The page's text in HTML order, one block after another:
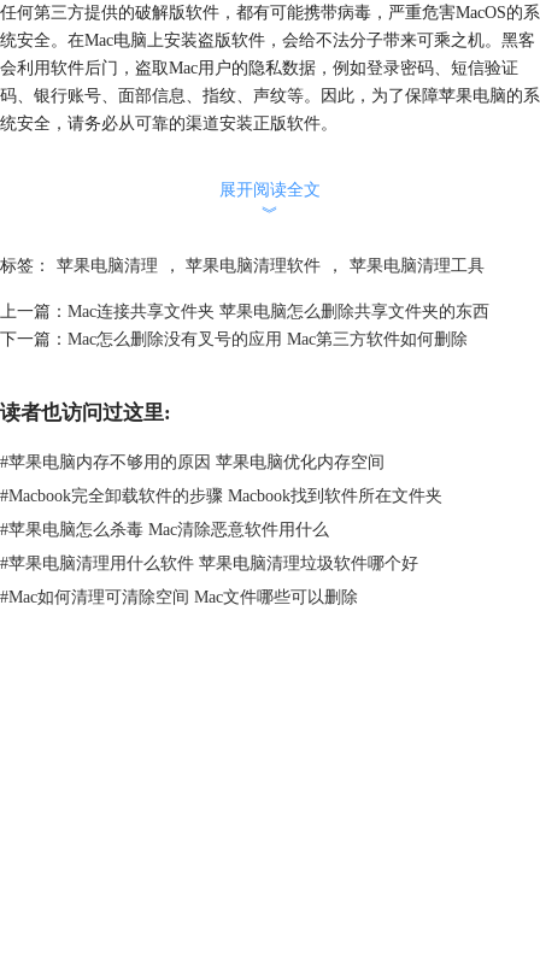
任何第三方提供的破解版软件，都有可能携带病毒，严重危害MacOS的系
统安全。在Mac电脑上安装盗版软件，会给不法分子带来可乘之机。黑客
会利用软件后门，盗取Mac用户的隐私数据，例如登录密码、短信验证
码、银行账号、面部信息、指纹、声纹等。因此，为了保障苹果电脑的系
统安全，请务必从可靠的渠道安装正版软件。
图2：Mac电脑病毒
2.永久性硬盘损伤
为了实现更高的读写速度，苹果电脑大都采用了定制版的固态硬盘。正版
软件会采用与硬盘兼容的读写算法，在软件运行的时候，不会损伤固态硬
盘。而盗版软件，大都不会提供算法上的优化和支持。长期使用盗版软
展开阅读全文
︾
标签： 苹果电脑清理 ， 苹果电脑清理软件 ， 苹果电脑清理工具
上一篇： Mac连接共享文件夹 苹果电脑怎么删除共享文件夹的东西
下一篇： Mac怎么删除没有叉号的应用 Mac第三方软件如何删除
读者也访问过这里:
#苹果电脑内存不够用的原因 苹果电脑优化内存空间
#Macbook完全卸载软件的步骤 Macbook找到软件所在文件夹
#苹果电脑怎么杀毒 Mac清除恶意软件用什么
#苹果电脑清理用什么软件 苹果电脑清理垃圾软件哪个好
#Mac如何清理可清除空间 Mac文件哪些可以删除